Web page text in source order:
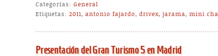
Categorías: General
Etiquetas: 2011,antonio fajardo,drivex,jarama,mini
Presentación del Gran Turismo 5 en Madrid